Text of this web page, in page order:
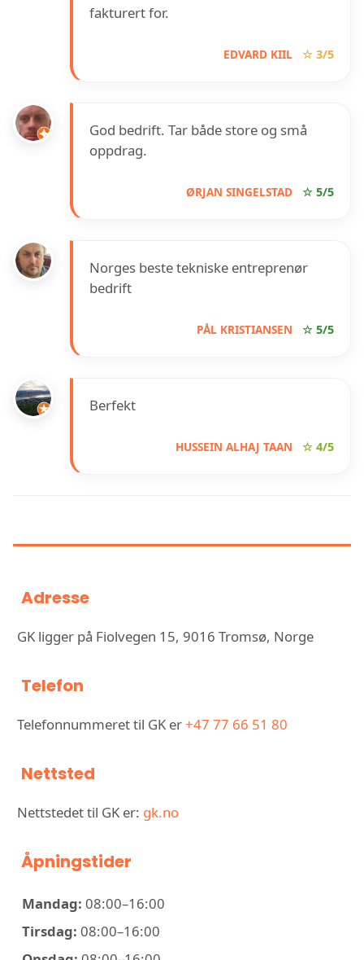
fakturert for.
EDVARD KIIL ☆ 3/5
God bedrift. Tar både store og små
oppdrag.
ØRJAN SINGELSTAD ☆ 5/5
Norges beste tekniske entreprenør
bedrift
PÅL KRISTIANSEN ☆ 5/5
Berfekt
HUSSEIN ALHAJ TAAN ☆ 4/5
Adresse
GK ligger på Fiolvegen 15, 9016 Tromsø, Norge
Telefon
Telefonnummeret til GK er+47 77 66 51 80
Nettsted
Nettstedet til GK er: gk.no
Åpningstider
Mandag: 08:00–16:00
Tirsdag: 08:00–16:00